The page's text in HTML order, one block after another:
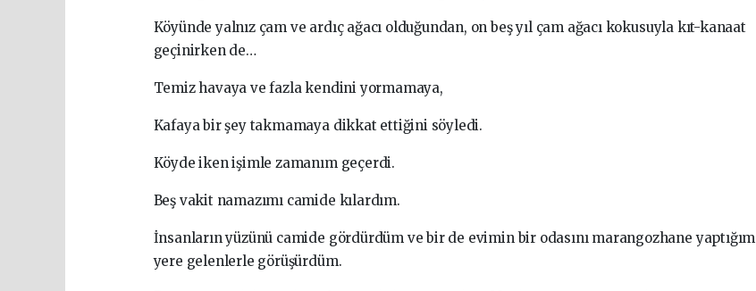
Köyünde yalnız çam ve ardıç ağacı olduğundan, on beş yıl çam ağacı kokusuyla kıt-kanaat
geçinirken de…
Temiz havaya ve fazla kendini yormamaya,
Kafaya bir şey takmamaya dikkat ettiğini söyledi.
Köyde iken işimle zamanım geçerdi.
Beş vakit namazımı camide kılardım.
İnsanların yüzünü camide gördürdüm ve bir de evimin bir odasını marangozhane yaptığım
yere gelenlerle görüşürdüm.